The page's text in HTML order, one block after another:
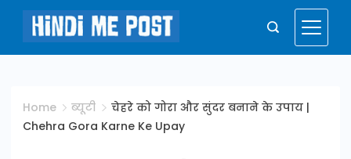
Skip
content
Hindi
Me
Post
Home ब्यूटी
चेहरे को गोरा और सुंदर बनाने के उपाय |
Chehra Gora Karne Ke Upay